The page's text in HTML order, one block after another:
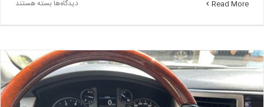
Read More دیدگاه‌ها برای
–
ریموت
تویوتا
لندکروز
بسته هستند